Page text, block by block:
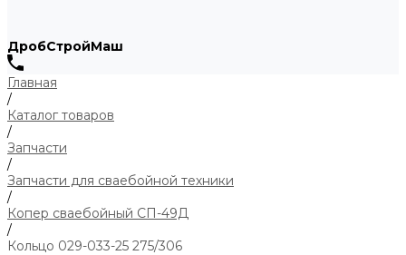
ДробСтройМаш
Главная
/
Каталог товаров
/
Запчасти
/
Запчасти для сваебойной техники
/
Копер сваебойный СП-49Д
/
Кольцо 029-033-25 275/306